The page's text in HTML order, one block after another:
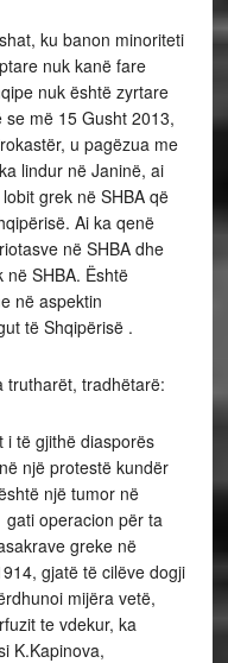
ku banon minoriteti
nuk kanë fare
nuk është zyrtare
se më 15 Gusht 2013,
u pagëzua me
lindur në Janinë, ai
grek në SHBA që
Ai ka qenë
në SHBA dhe
SHBA. Është
në aspektin
të Shqipërisë .
trutharët, tradhëtarë:
i të gjithë diasporës
një protestë kundër
një tumor në
operacion për ta
greke në
gjatë të cilëve dogji
mijëra vetë,
te vdekur, ka
K.Kapinova,